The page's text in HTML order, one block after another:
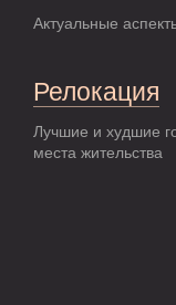
Актуальные
Релокация
Лучшие и худшие
места жительства